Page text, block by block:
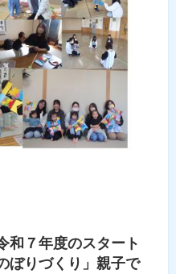
和７年度のスタート
ぼりづくり」親子で